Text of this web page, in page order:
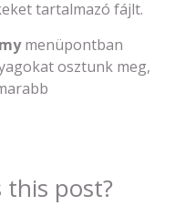
tartalmazó fájlt.
menüpontban
osztunk meg,
this post?